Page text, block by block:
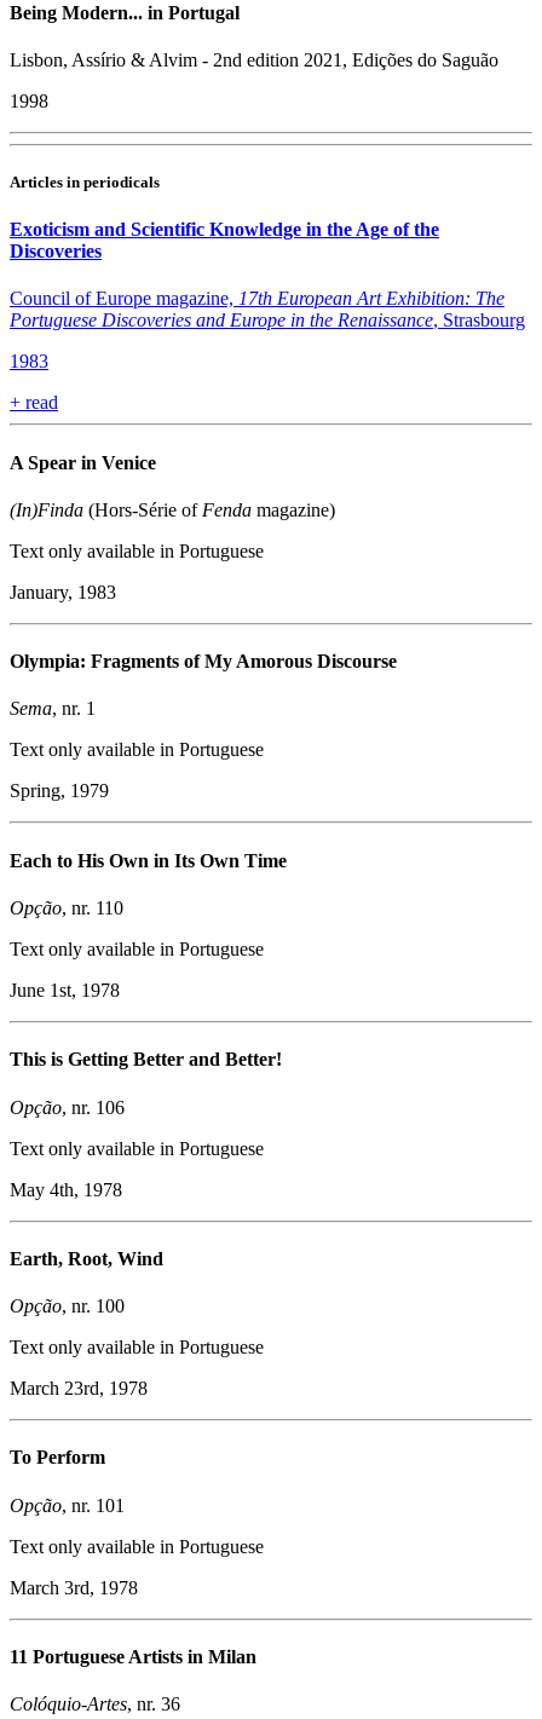
Being Modern... in Portugal
Lisbon, Assírio & Alvim - 2nd edition 2021, Edições do Saguão
1998
Articles in periodicals
Exoticism and Scientific Knowledge in the Age of the
Discoveries
Council of Europe magazine, 17th European Art Exhibition: The
Portuguese Discoveries and Europe in the Renaissance, Strasbourg
1983
+ read
A Spear in Venice
(In)Finda (Hors-Série of Fenda magazine)
Text only available in Portuguese
January, 1983
Olympia: Fragments of My Amorous Discourse
Sema, nr. 1
Text only available in Portuguese
Spring, 1979
Each to His Own in Its Own Time
Opção, nr. 110
Text only available in Portuguese
June 1st, 1978
This is Getting Better and Better!
Opção, nr. 106
Text only available in Portuguese
May 4th, 1978
Earth, Root, Wind
Opção, nr. 100
Text only available in Portuguese
March 23rd, 1978
To Perform
Opção, nr. 101
Text only available in Portuguese
March 3rd, 1978
11 Portuguese Artists in Milan
Colóquio-Artes, nr. 36